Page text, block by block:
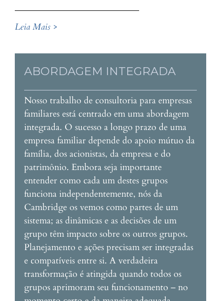
Leia Mais >
ABORDAGEM INTEGRADA
Nosso trabalho de consultoria para empresas
familiares está centrado em uma abordagem
integrada. O sucesso a longo prazo de uma
empresa familiar depende do apoio mútuo da
família, dos acionistas, da empresa e do
patrimônio. Embora seja importante
entender como cada um destes grupos
funciona independentemente, nós da
Cambridge os vemos como partes de um
sistema; as dinâmicas e as decisões de um
grupo têm impacto sobre os outros grupos.
Planejamento e ações precisam ser integradas
e compatíveis entre si. A verdadeira
transformação é atingida quando todos os
grupos aprimoram seu funcionamento – no